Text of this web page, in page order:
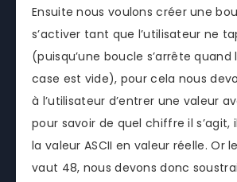
Ensuite nous voulons créer une
s’activer tant que l’utilisateur ne
(puisqu’une boucle s’arrête quand
case est vide), pour cela nous
à l’utilisateur d’entrer une valeur
pour savoir de quel chiffre il
la valeur ASCII en valeur réelle. Or
vaut 48, nous devons donc